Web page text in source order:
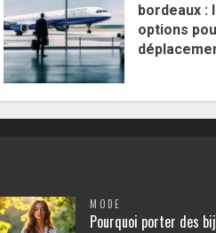
bordeaux :
options
MODE
Pourquoi porter des